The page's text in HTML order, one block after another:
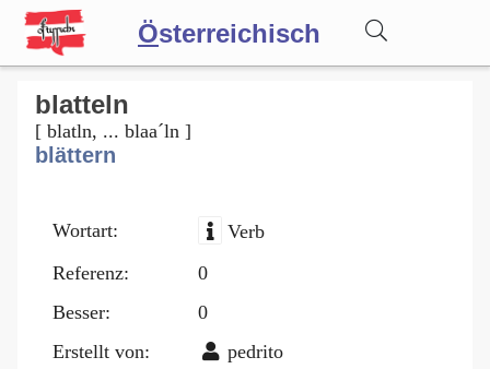
Österreichisch
Wörterbuch
Forum
Blog
blatteln
[ blatln, ... blaa´ln ]
blättern
Wortart:
Verb
Referenz:
0
Besser:
0
Erstellt von:
pedrito